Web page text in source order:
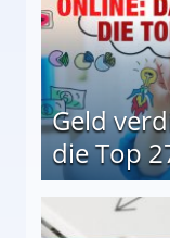
Geld
die Top